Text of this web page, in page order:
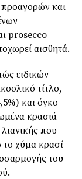
και
prosecco
αισθητά.
ειδικών
τίτλο,
και όγκο
κρασιά
που
το χύμα κρασί
του